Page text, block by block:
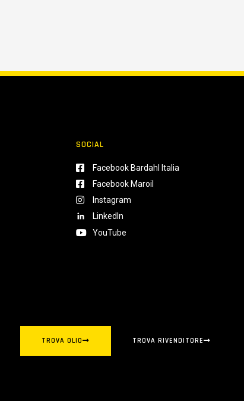
SOCIAL
Facebook Bardahl Italia
Facebook Maroil
Instagram
LinkedIn
YouTube
TROVA OLIO TROVA RIVENDITORE